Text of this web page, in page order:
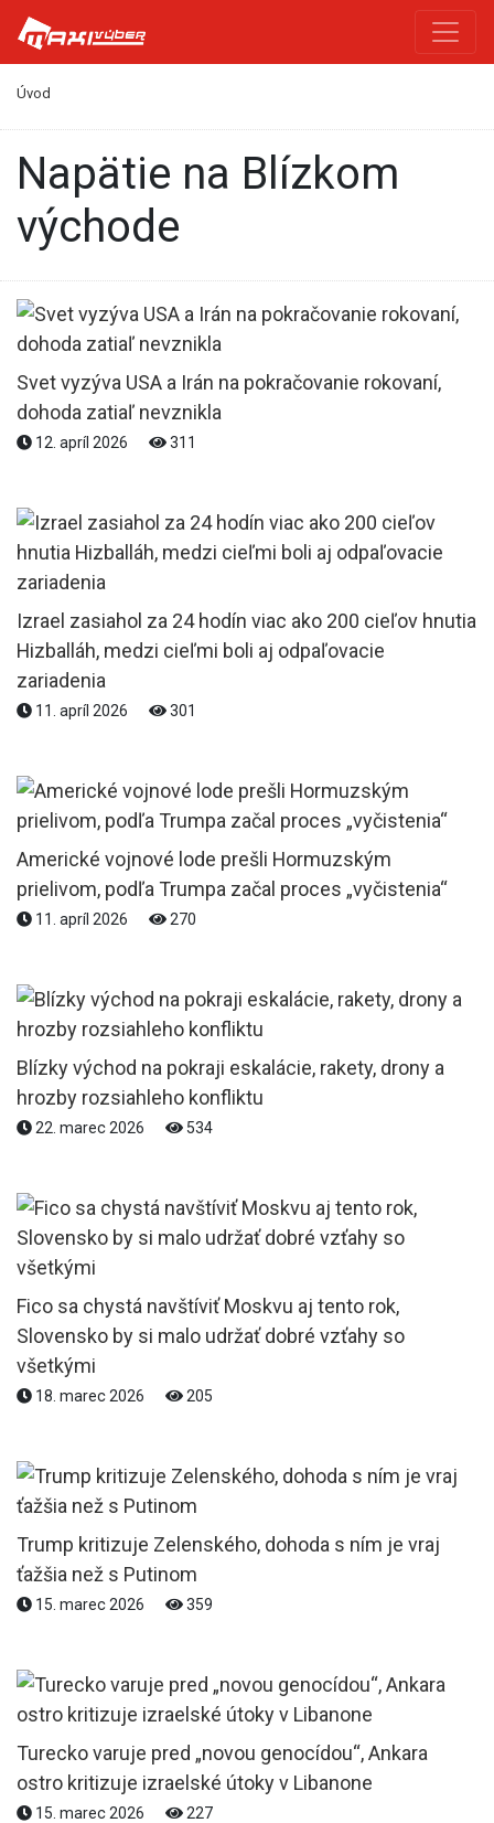
Úvod
napätie na Blízkom
východe
Svet vyzýva USA a Irán na pokračovanie rokovaní,
dohoda zatiaľ nevznikla
12. apríl 2026 311
Izrael zasiahol za 24 hodín viac ako 200 cieľov hnutia
Hizballáh, medzi cieľmi boli aj odpaľovacie
zariadenia
11. apríl 2026 301
Americké vojnové lode prešli Hormuzským
prielivom, podľa Trumpa začal proces „vyčistenia“
11. apríl 2026 270
Blízky východ na pokraji eskalácie, rakety, drony a
hrozby rozsiahleho konfliktu
22. marec 2026 534
Fico sa chystá navštíviť Moskvu aj tento rok,
Slovensko by si malo udržať dobré vzťahy so
všetkými
18. marec 2026 205
Trump kritizuje Zelenského, dohoda s ním je vraj
ťažšia než s Putinom
15. marec 2026 359
Turecko varuje pred „novou genocídou“, Ankara
ostro kritizuje izraelské útoky v Libanone
15. marec 2026 227